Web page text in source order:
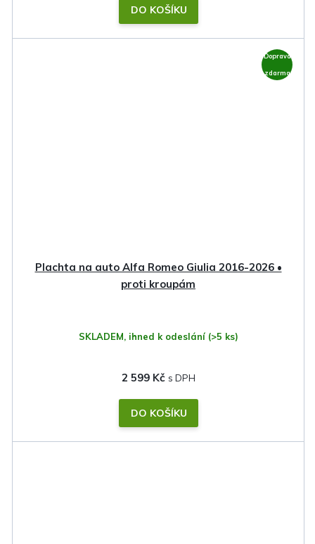
DO KOŠÍKU
Doprava
zdarma
Plachta na auto Alfa Romeo Giulia 2016-2026 •
proti kroupám
SKLADEM, ihned k odeslání (>5 ks)
2 599 Kč
DO KOŠÍKU